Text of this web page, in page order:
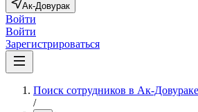
Ак-Довурак
Войти
Войти
Зарегистрироваться
Поиск сотрудников в Ак-Довураке
/